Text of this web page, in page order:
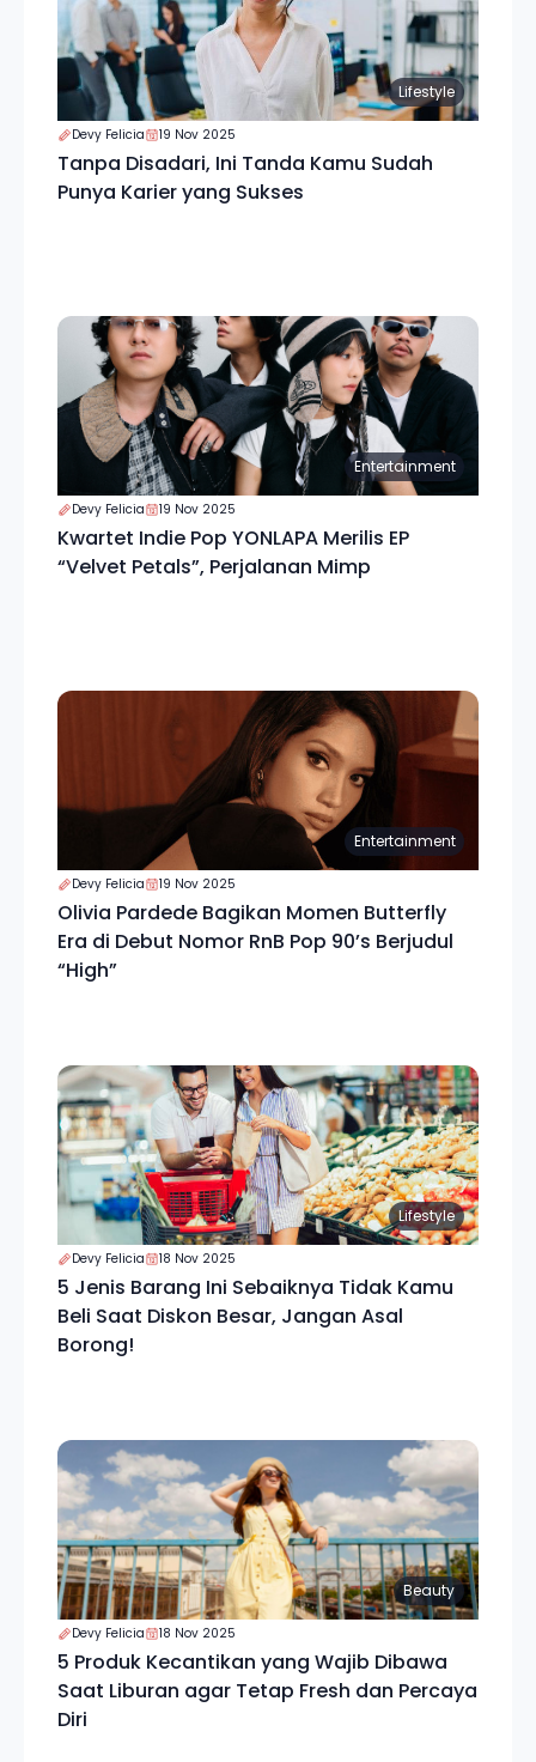
Lifestyle
Devy Felicia 19 Nov 2025
Tanpa Disadari, Ini Tanda Kamu Sudah
Punya Karier yang Sukses
Entertainment
Devy Felicia 19 Nov 2025
Kwartet Indie Pop YONLAPA Merilis EP
“Velvet Petals”, Perjalanan Mimp
Entertainment
Devy Felicia 19 Nov 2025
Olivia Pardede Bagikan Momen Butterfly
Era di Debut Nomor RnB Pop 90’s Berjudul
“High”
Lifestyle
Devy Felicia 18 Nov 2025
5 Jenis Barang Ini Sebaiknya Tidak Kamu
Beli Saat Diskon Besar, Jangan Asal
Borong!
Beauty
Devy Felicia 18 Nov 2025
5 Produk Kecantikan yang Wajib Dibawa
Saat Liburan agar Tetap Fresh dan Percaya
Diri